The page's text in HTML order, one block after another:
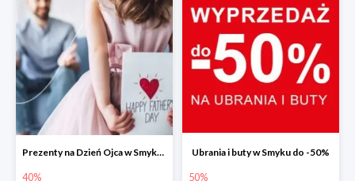
Prezenty na Dzień Ojca w Smyku do -40%
40%
Ubrania i buty w Smyku do -50%
50%